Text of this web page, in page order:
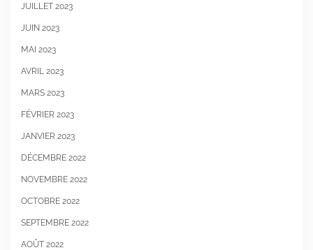
JUILLET 2023
JUIN 2023
MAI 2023
AVRIL 2023
MARS 2023
FÉVRIER 2023
JANVIER 2023
DÉCEMBRE 2022
NOVEMBRE 2022
OCTOBRE 2022
SEPTEMBRE 2022
AOÛT 2022